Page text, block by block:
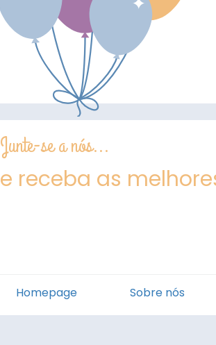
Junte-se a nós...
e receba as
Homepage Sobre nós